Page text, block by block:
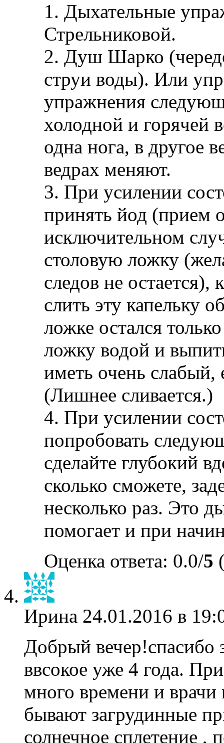
1. Дыхательные
Стрельниковой.
2. Душ Шарко
струи воды). Или
упражнения
холодной и горячей
одна нога, в другое
ведрах меняют.
3. При усилении
принять йод (прием
исключительном
столовую ложку
следов не остается),
слить эту капельку
ложке остался
ложку водой и
иметь очень
(Лишнее сливается.)
4. При усилении
попробовать
сделайте глубокий
сколько сможете,
несколько раз. Это
помогает и при
Оценка ответа: 0.0/5
Ирина 24.01.2016 в
Добрый вечер!спасибо
ввсокое уже 4 года.
много времени и
бывают загрудинные
солнечное сплетение ,